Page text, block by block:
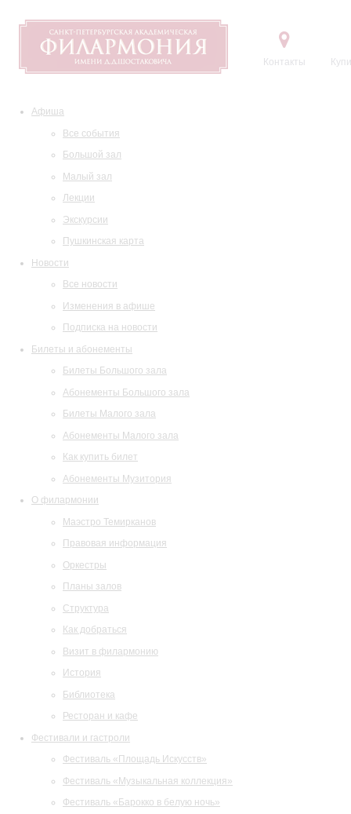
Контакты
Афиша
Все события
Большой зал
Малый зал
Лекции
Экскурсии
Пушкинская карта
Новости
Все новости
Изменения в афише
Подписка на новости
Билеты и абонементы
Билеты Большого зала
Абонементы Большого зала
Билеты Малого зала
Абонементы Малого зала
Как купить билет
Абонементы Музитория
О филармонии
Маэстро Темирканов
Правовая информация
Оркестры
Планы залов
Структура
Как добраться
Визит в филармонию
История
Библиотека
Ресторан и кафе
Фестивали и гастроли
Фестиваль «Площадь Искусств»
Фестиваль «Музыкальная коллекция»
Фестиваль «Барокко в белую ночь»